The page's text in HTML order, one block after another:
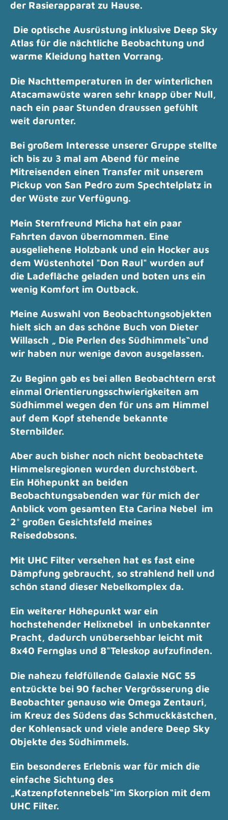
der Rasierapparat zu Hause.
Die optische Ausrüstung inklusive Deep Sky
Atlas für die nächtliche Beobachtung und
warme Kleidung hatten Vorrang.
Die Nachttemperaturen in der winterlichen
Atacamawüste waren sehr knapp über Null,
nach ein paar Stunden draussen gefühlt
weit darunter.
Bei großem Interesse unserer Gruppe stellte
ich bis zu 3 mal am Abend für meine
Mitreisenden einen Transfer mit unserem
Pickup von San Pedro zum Spechtelplatz in
der Wüste zur Verfügung.
Mein Sternfreund Micha hat ein paar
Fahrten davon übernommen. Eine
ausgeliehene Holzbank und ein Hocker aus
dem Wüstenhotel "Don Raul" wurden auf
die Ladefläche geladen und boten uns ein
wenig Komfort im Outback.
Meine Auswahl von Beobachtungsobjekten
hielt sich an das schöne Buch von Dieter
Willasch „ Die Perlen des Südhimmels“und
wir haben nur wenige davon ausgelassen.
Zu Beginn gab es bei allen Beobachtern erst
einmal Orientierungsschwierigkeiten am
Südhimmel wegen den für uns am Himmel
auf dem Kopf stehende bekannte
Sternbilder.
Aber auch bisher noch nicht beobachtete
Himmelsregionen wurden durchstöbert.
Ein Höhepunkt an beiden
Beobachtungsabenden war für mich der
Anblick vom gesamten Eta Carina Nebel im
2° großen Gesichtsfeld meines
Reisedobsons.
Mit UHC Filter versehen hat es fast eine
Dämpfung gebraucht, so strahlend hell und
schön stand dieser Nebelkomplex da.
Ein weiterer Höhepunkt war ein
hochstehender Helixnebel in unbekannter
Pracht, dadurch unübersehbar leicht mit
8x40 Fernglas und 8"Teleskop aufzufinden.
Die nahezu feldfüllende Galaxie NGC 55
entzückte bei 90 facher Vergrösserung die
Beobachter genauso wie Omega Zentauri,
im Kreuz des Südens das Schmuckkästchen,
der Kohlensack und viele andere Deep Sky
Objekte des Südhimmels.
Ein besonderes Erlebnis war für mich die
einfache Sichtung des
„Katzenpfotennebels“im Skorpion mit dem
UHC Filter.